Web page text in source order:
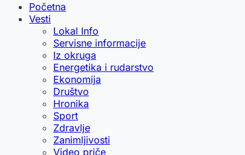
Početna
Vesti
Lokal Info
Servisne informacije
Iz okruga
Energetika i rudarstvo
Ekonomija
Društvo
Hronika
Sport
Zdravlje
Zanimljivosti
Video priče